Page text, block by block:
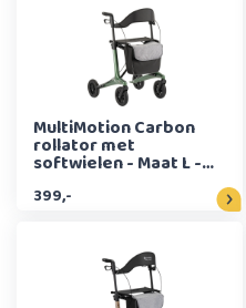
MultiMotion Carbon
rollator met
softwielen - Maat L -
399,-